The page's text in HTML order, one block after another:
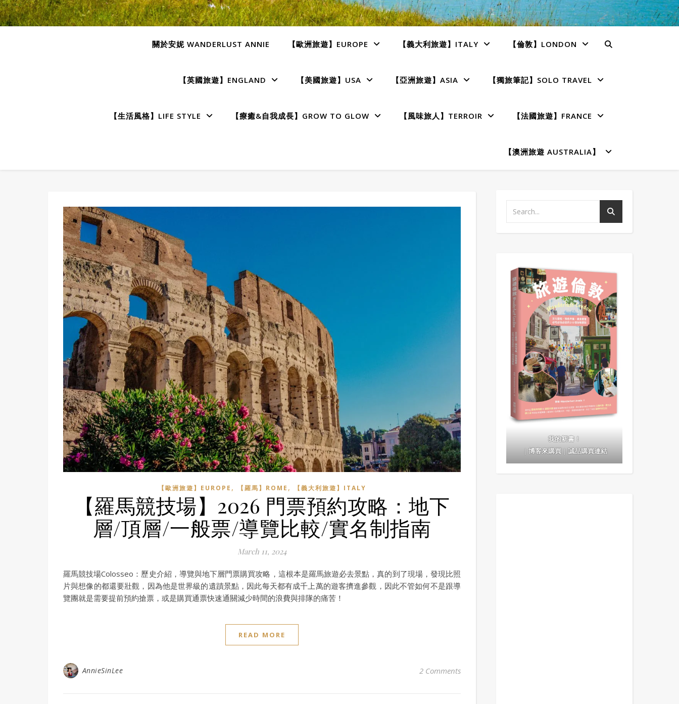
關於安妮 WANDERLUST ANNIE 【歐洲旅遊】EUROPE 【義大利旅遊】ITALY 【倫敦】LONDON
【英國旅遊】ENGLAND 【美國旅遊】USA 【亞洲旅遊】ASIA 【獨旅筆記】SOLO TRAVEL
【生活風格】LIFE STYLE 【療癒&自我成長】GROW TO GLOW 【風味旅人】TERROIR 【法國旅遊】FRANCE
【澳洲旅遊 AUSTRALIA】
【歐洲旅遊】EUROPE , 【羅馬】ROME , 【義大利旅遊】ITALY
【羅馬競技場】2026 門票預約攻略：地下
層/頂層/一般票/導覽比較/實名制指南
March 11, 2024
羅馬競技場Colosseo：歷史介紹，導覽與地下層門票購買攻略，這根本是羅馬旅遊必去景點，真的到了現場，發現比照
片與想像的都還要壯觀，因為他是世界級的遺蹟景點，因此每天都有成千上萬的遊客擠進參觀，因此不管如何不是跟導
覽團就是需要提前預約搶票，或是購買通票快速通關減少時間的浪費與排隊的痛苦！
READ MORE
AnnieSinLee 2 Comments
我的新書！
｜博客來購買｜誠品購買連結